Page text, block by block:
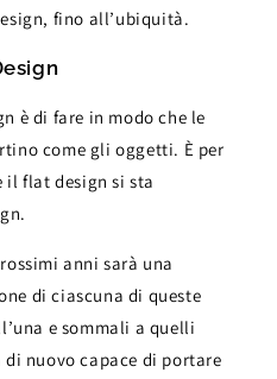
fino all’ubiquità.
è di fare in modo che le
come gli oggetti. È per
il flat design si sta
anni sarà una
di ciascuna di queste
e sommali a quelli
nuovo capace di portare